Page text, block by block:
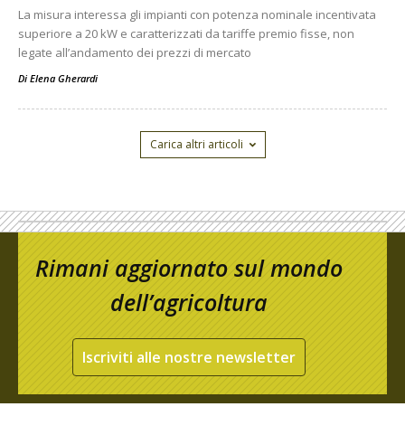
La misura interessa gli impianti con potenza nominale incentivata
superiore a 20 kW e caratterizzati da tariffe premio fisse, non
legate all’andamento dei prezzi di mercato
Di Elena Gherardi
Carica altri articoli
Rimani aggiornato sul mondo
dell’agricoltura
Iscriviti alle nostre newsletter